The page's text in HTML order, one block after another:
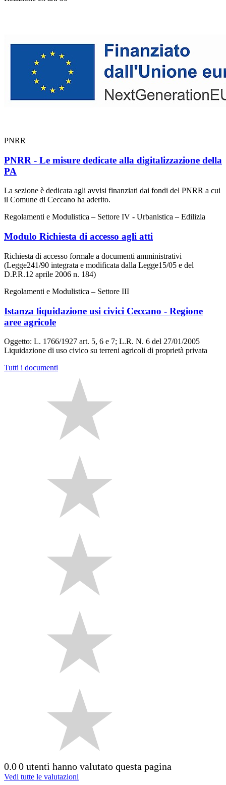
PNRR
PNRR - Le misure dedicate alla digitalizzazione della
PA
La sezione è dedicata agli avvisi finanziati dai fondi del PNRR a cui
il Comune di Ceccano ha aderito.
Regolamenti e Modulistica – Settore IV - Urbanistica – Edilizia
Modulo Richiesta di accesso agli atti
Richiesta di accesso formale a documenti amministrativi
(Legge241/90 integrata e modificata dalla Legge15/05 e del
D.P.R.12 aprile 2006 n. 184)
Regolamenti e Modulistica – Settore III
Istanza liquidazione usi civici Ceccano - Regione
aree agricole
Oggetto: L. 1766/1927 art. 5, 6 e 7; L.R. N. 6 del 27/01/2005
Liquidazione di uso civico su terreni agricoli di proprietà privata
Tutti i documenti
0.00 utenti hanno valutato questa pagina
Vedi tutte le valutazioni